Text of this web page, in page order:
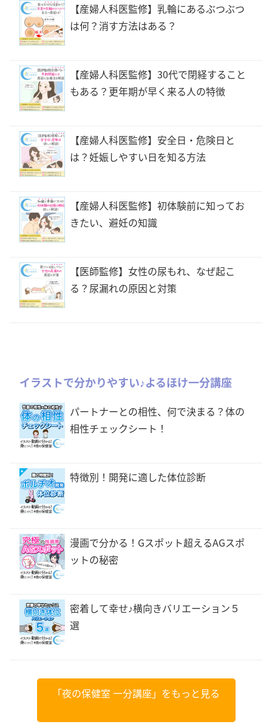
【産婦人科医監修】乳輪にあるぶつぶつ
は何？消す方法はある？
【産婦人科医監修】30代で閉経すること
もある？更年期が早く来る人の特徴
【産婦人科医監修】安全日・危険日と
は？妊娠しやすい日を知る方法
【産婦人科医監修】初体験前に知ってお
きたい、避妊の知識
【医師監修】女性の尿もれ、なぜ起こ
る？尿漏れの原因と対策
イラストで分かりやすい♪よるほけ一分講座
パートナーとの相性、何で決まる？体の
相性チェックシート！
特徴別！開発に適した体位診断
漫画で分かる！Gスポット超えるAGスポ
ットの秘密
密着して幸せ♪横向きバリエーション５
選
「夜の保健室 一分講座」をもっと見る